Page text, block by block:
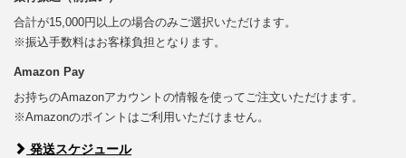
合計が15,000円以上の場合のみご選択いただけます。
※振込手数料はお客様負担となります。
Amazon Pay
お持ちのAmazonアカウントの情報を使ってご注文いただけます。
※Amazonのポイントはご利用いただけません。
発送スケジュール